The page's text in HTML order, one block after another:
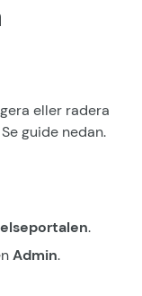
eller radera
guide nedan.
.
Admin.